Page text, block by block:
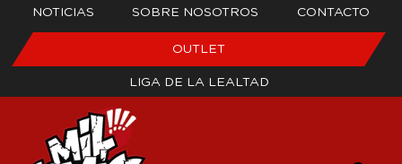
NOTICIAS SOBRE NOSOTROS CONTACTO
OUTLET
LIGA DE LA LEALTAD